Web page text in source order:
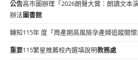
公告高市圖辦理「2026朗聲大賞：朗讀文本
辦法圖書館
轉知115年 度「周產期高風險孕產婦追蹤關懷
重要115繁星推薦校內選填說明教務處